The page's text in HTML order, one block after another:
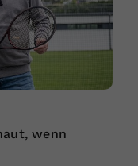
wenn